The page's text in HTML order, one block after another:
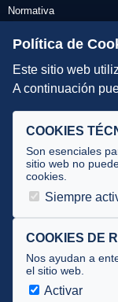
Normativa
Escuelas de Triatlón
DIRECCIÓN
Selecciones
Tecnificación
JUECES Y
Documentos
Cursos
Circulares oficiales
Política de
Este sitio web
A continuación
COOKIES
Son esenciales
sitio web no
cookies.
Siempre
COOKIES DE
Nos ayudan a
el sitio web.
Activar